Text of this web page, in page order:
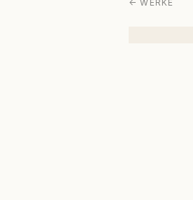
← WERKE